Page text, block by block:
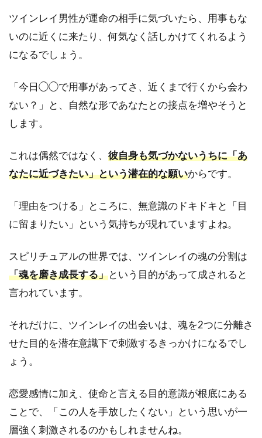
集団
でも
真っ
たを
探
声を
る
1.4
たの
全て
を知
過去
やプ
ベー
質問
える
イレ
ント
期
間】
ツインレイ男性が運命の相手に気づいたら、用事もな
いのに近くに来たり、何気なく話しかけてくれるよう
になるでしょう。
「今日◯◯で用事があってさ、近くまで行くから会わ
ない？」と、自然な形であなたとの接点を増やそうと
します。
これは偶然ではなく、 彼自身も気づかないうちに「あ
なたに近づきたい」という潜在的な願いからです。
「理由をつける」ところに、無意識のドキドキと「目
に留まりたい」という気持ちが現れていますよね。
スピリチュアルの世界では、ツインレイの魂の分割は
「魂を磨き成長する」という目的があって成されると
言われています。
それだけに、ツインレイの出会いは、魂を2つに分離さ
せた目的を潜在意識下で刺激するきっかけになるでし
ょう。
恋愛感情に加え、使命と言える目的意識が根底にある
ことで、「この人を手放したくない」という思いが一
層強く刺激されるのかもしれませんね。